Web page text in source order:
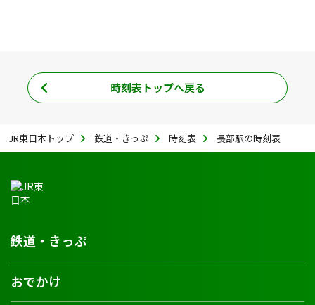
時刻表トップへ戻る
JR東日本トップ 鉄道・きっぷ 時刻表 長部駅の時刻表
鉄道・きっぷ
おでかけ